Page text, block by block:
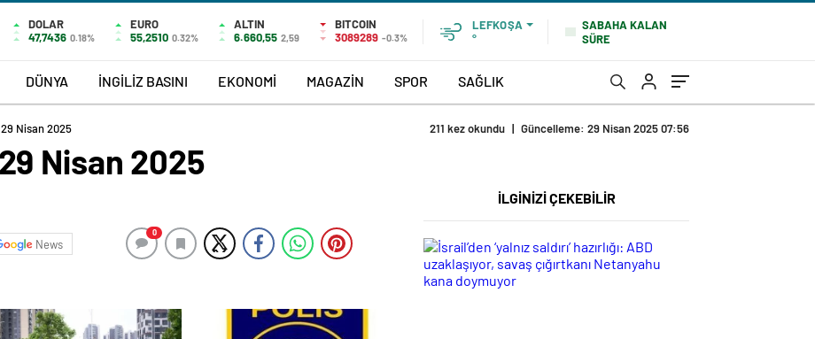
DOLAR
47,7436 0.18%
EURO
55,2510 0.32%
ALTIN
6.660,55 2,59
BITCOIN
3089289 -0.3%
LEFKOŞA
°
SABAHA KALAN
SÜRE
DÜNYA İNGİLİZ BASINI EKONOMİ MAGAZİN SPOR SAĞLIK
Nisan 2025 211 kez okundu | Güncelleme: 29 Nisan 2025 07:56
Nisan 2025
News
0
İLGİNİZİ ÇEKEBİLİR